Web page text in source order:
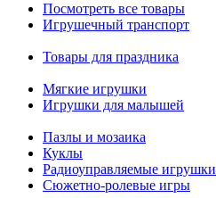
Посмотреть все товары
Игрушечный транспорт
Товары для праздника
Мягкие игрушки
Игрушки для малышей
Пазлы и мозаика
Куклы
Радиоуправляемые игрушки
Сюжетно-ролевые игры